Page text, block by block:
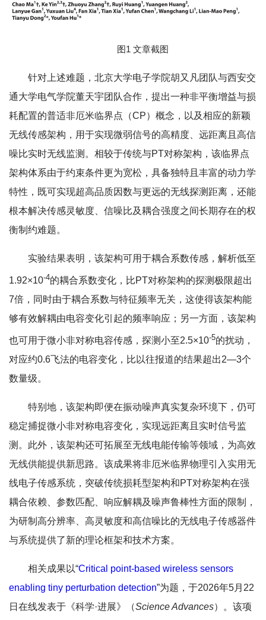
图1 文章截图
针对上述难题，北京大学电子学院胡又凡团队与西安交
通大学电气学院董天宇团队合作，提出一种非平衡增益与损
耗配置的普适非厄米临界点（CP）概念，以及相应的新颖
无线传感架构，用于实现微弱信号的高精度、远距离且高信
噪比实时无线监测。相较于传统与PT对称架构，该临界点
架构体系由于约束条件更为宽松，具备独特且丰富的动力学
特性，既可实现超高品质因数与更远的无线探测距离，还能
根本解决传感灵敏度、信噪比及耦合强度之间长期存在的权
衡制约难题。
实验结果表明，该架构可用于耦合系数传感，解析低至
1.92×10-4的耦合系数变化，比PT对称架构的探测极限超出
7倍，同时由于耦合系数与特征频率无关，这使得该架构能
够有效解耦由电容变化引起的频率响应；另一方面，该架构
也可用于微小非对称电容传感，探测小至2.5×10-5的扰动，
对应约0.6飞法的电容变化，比以往报道的结果超出2—3个
数量级。
特别地，该架构即便在振动噪声真实复杂环境下，仍可
稳定捕捉微小非对称电容变化，实现远距离且实时信号监
测。此外，该架构还可拓展至无线电能传输等领域，为高效
无线供能提供新思路。该成果将非厄米临界物理引入实用无
线电子传感系统，突破传统损耗型架构和PT对称架构在强
耦合依赖、参数匹配、响应解耦及噪声鲁棒性方面的限制，
为研制高分辨率、高灵敏度和高信噪比的无线电子传感器件
与系统提供了新的理论框架和技术方案。
相关成果以“Critical point-based wireless sensors
enabling tiny perturbation detection”为题，于2026年5月22
日在线发表于《科学·进展》（Science Advances）。该项